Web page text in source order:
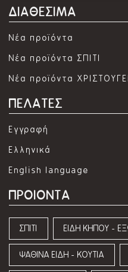
ΔΙΑΘΕΣΙΜΑ
Νέα προϊόντα
Νέα προϊόντα ΣΠΙΤΙ
Νέα προϊόντα
ΠΕΛΑΤΕΣ
Εγγραφή
Ελληνικά
English language
ΠΡΟΙΟΝΤΑ
ΣΠΙΤΙ ΕΙΔΗ ΚΗΠΟΥ -
ΨΑΘΙΝΑ ΕΙΔΗ - ΚΟΥΤΙΑ